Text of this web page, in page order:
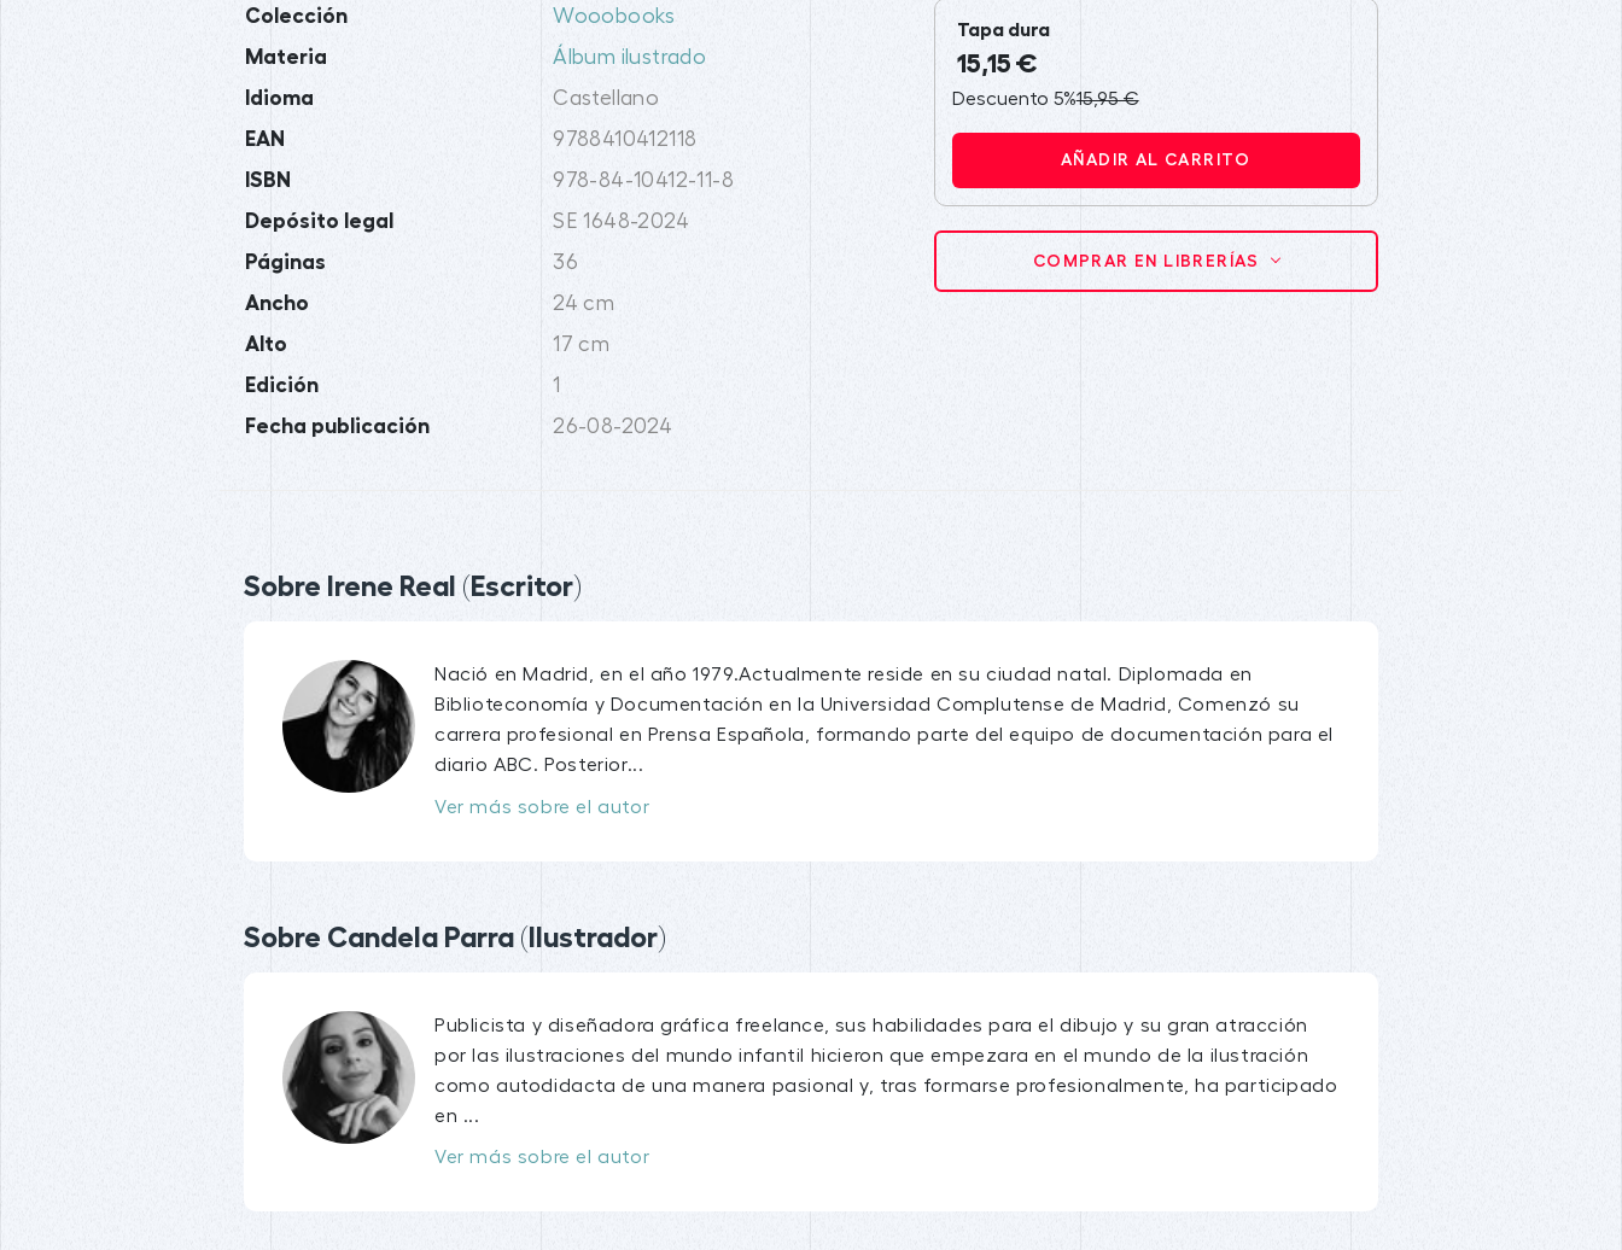
Colección Wooobooks
Materia Álbum ilustrado
Idioma Castellano
EAN 9788410412118
ISBN 978-84-10412-11-8
Depósito legal SE 1648-2024
Páginas 36
Ancho 24 cm
Alto 17 cm
Edición 1
Fecha publicación 26-08-2024
Tapa dura
15,15 €
Descuento 5%15,95 €
AÑADIR AL CARRITO
COMPRAR EN LIBRERÍAS
Sobre Irene Real (Escritor)
Nació en Madrid, en el año 1979.Actualmente reside en su ciudad natal. Diplomada en
Biblioteconomía y Documentación en la Universidad Complutense de Madrid, Comenzó su
carrera profesional en Prensa Española, formando parte del equipo de documentación para el
diario ABC. Posterior...
Ver más sobre el autor
Sobre Candela Parra (Ilustrador)
Publicista y diseñadora gráfica freelance, sus habilidades para el dibujo y su gran atracción
por las ilustraciones del mundo infantil hicieron que empezara en el mundo de la ilustración
como autodidacta de una manera pasional y, tras formarse profesionalmente, ha participado
en ...
Ver más sobre el autor